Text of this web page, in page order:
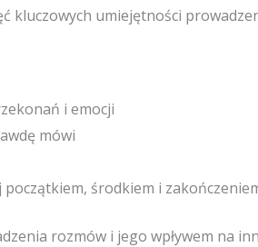
kluczowych umiejętności
i emocji
mówi
środkiem i
rozmów i jego wpływem na